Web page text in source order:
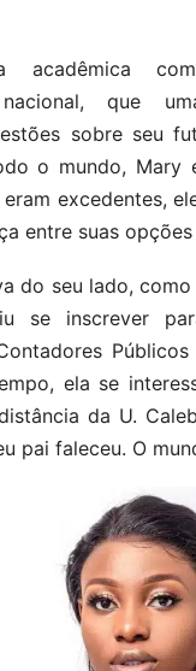
acadêmica
que
sobre seu
o mundo, Mary
excedentes,
entre suas
do seu lado,
se inscrever
ela se
da U.
pai faleceu. O